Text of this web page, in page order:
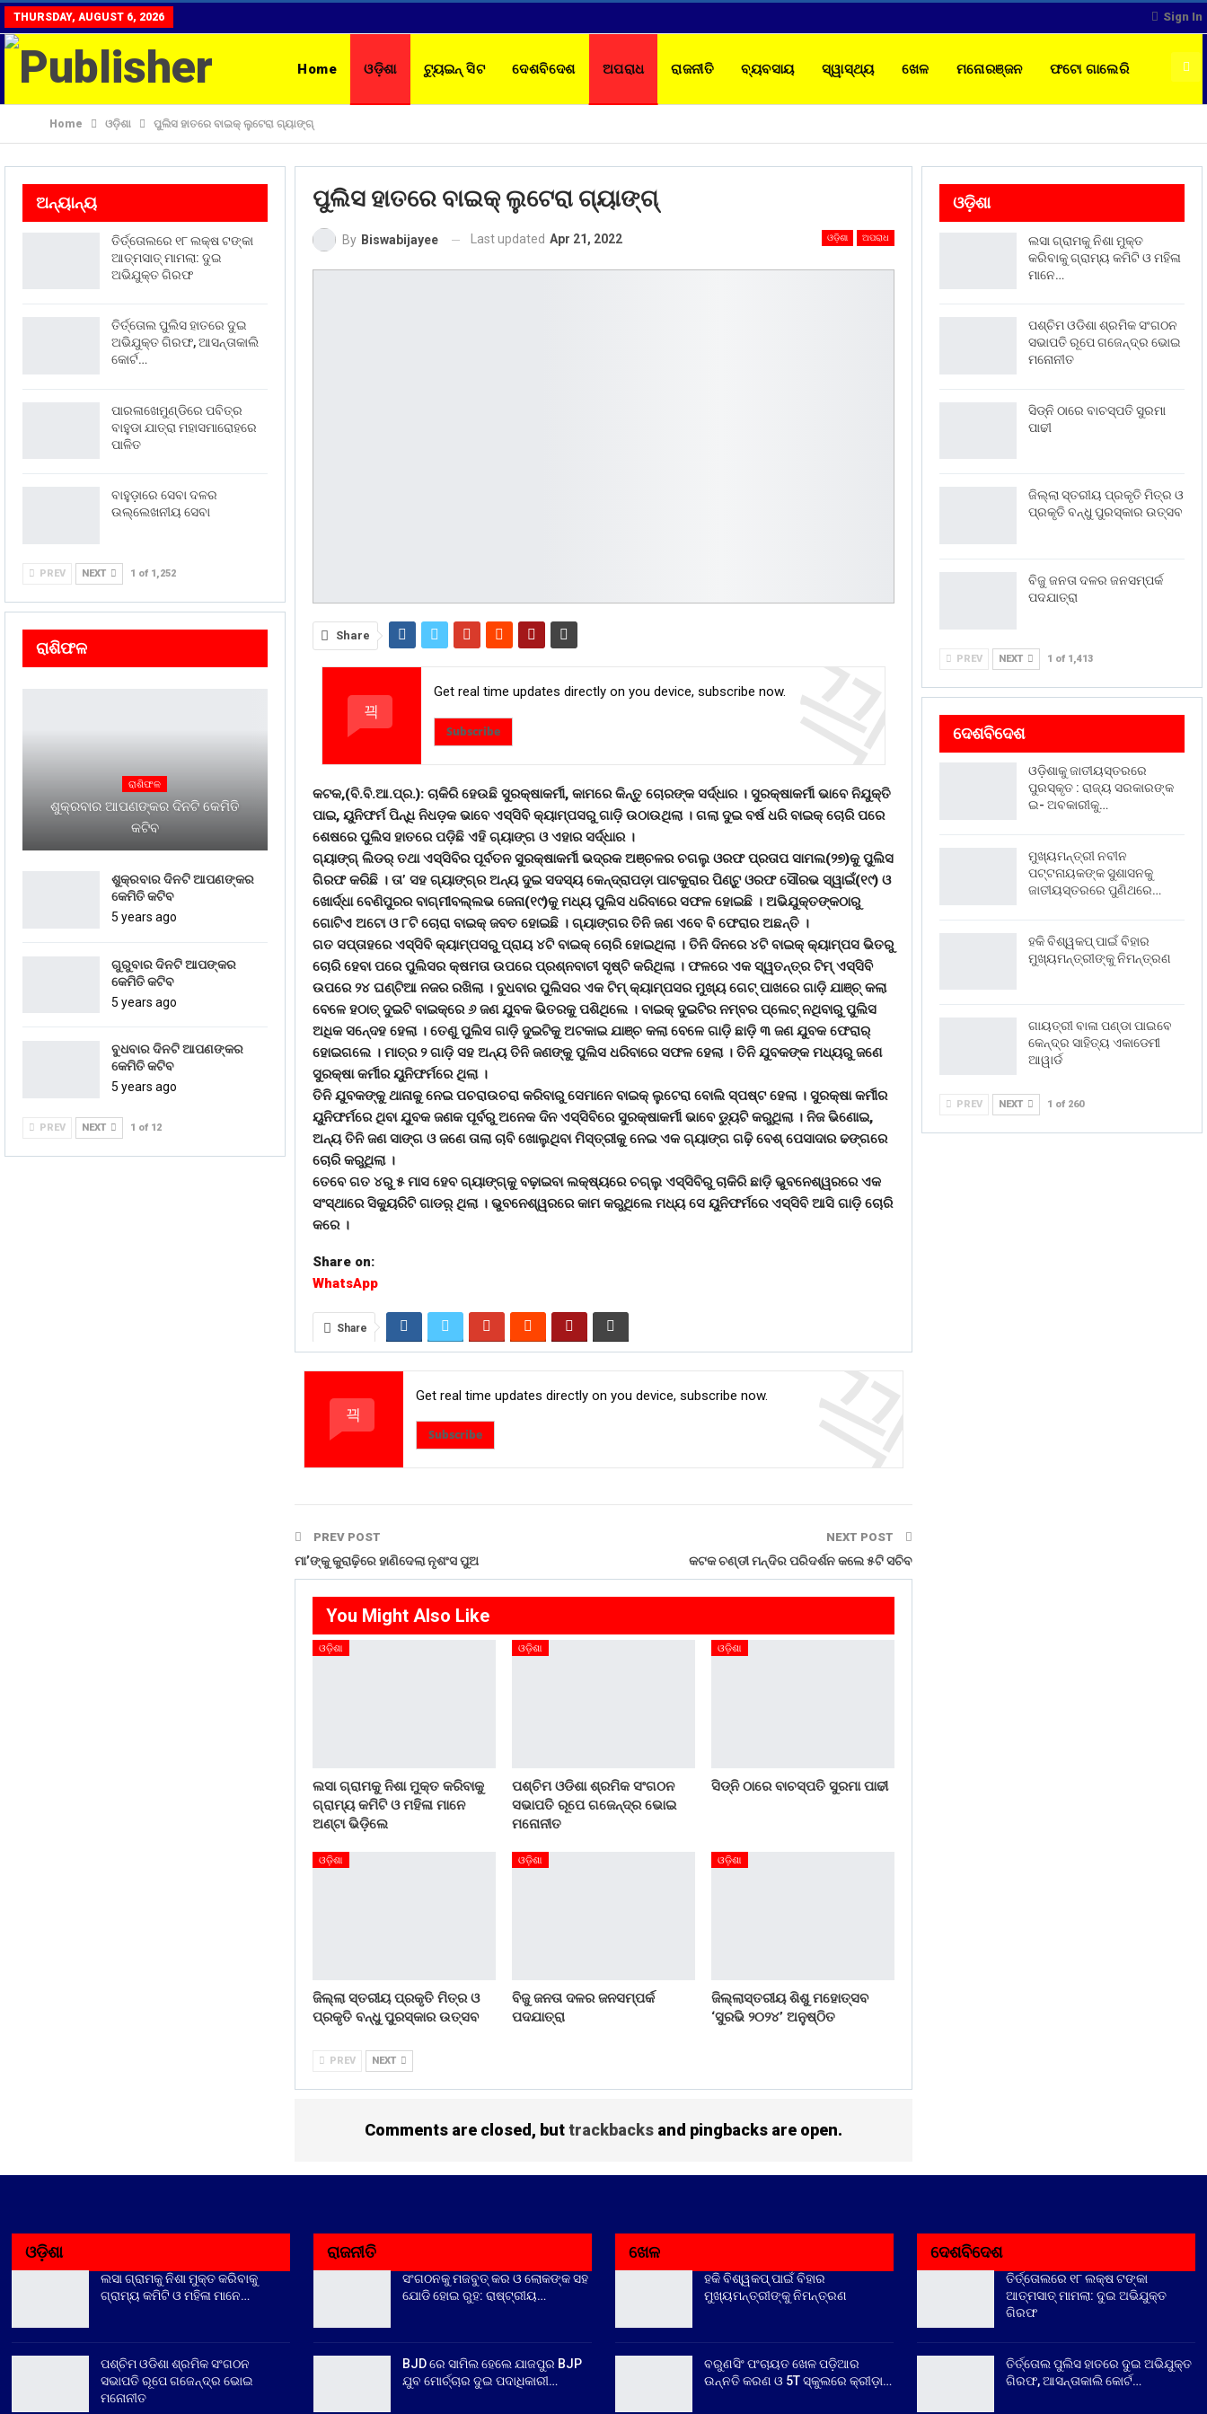
Sign In
THURSDAY, AUGUST 6, 2026
Home ଓଡ଼ିଶା ଟ୍ୟୁଇନ୍ ସିଟ ଦେଶବିଦେଶ ଅପରାଧ ରାଜନୀତି ବ୍ୟବସାୟ ସ୍ୱାସ୍ଥ୍ୟ ଖେଳ ମନୋରଞ୍ଜନ ଫଟୋ ଗାଲେରି
ରାଶିଫଳ CONTACT
Home ଓଡ଼ିଶା ପୁଲିସ ହାତରେ ବାଇକ୍ ଲୁଟେରା ଗ୍ୟାଙ୍ଗ୍
ପୁଲିସ ହାତରେ ବାଇକ୍ ଲୁଟେରା ଗ୍ୟାଙ୍ଗ୍
ଓଡ଼ିଶା ଅପରାଧ
By Biswabijayee Last updated Apr 21, 2022
Share
Get real time updates directly on you device, subscribe now.
Subscribe
କଟକ,(ବି.ବି.ଆ.ପ୍ର.): ଚାକିରି ହେଉଛି ସୁରକ୍ଷାକର୍ମୀ, କାମରେ କିନ୍ତୁ ଚୋରଙ୍କ ସର୍ଦ୍ଧାର । ସୁରକ୍ଷାକର୍ମୀ ଭାବେ ନିଯୁକ୍ତି
ପାଇ, ୟୁନିଫର୍ମ ପିନ୍ଧି ନିଧଡ଼କ ଭାବେ ଏସ୍ସିବି କ୍ୟାମ୍ପସରୁ ଗାଡ଼ି ଉଠାଉଥିଲା । ଗଲା ଦୁଇ ବର୍ଷ ଧରି ବାଇକ୍ ଚୋରି ପରେ
ଶେଷରେ ପୁଲିସ ହାତରେ ପଡ଼ିଛି ଏହି ଗ୍ୟାଙ୍ଗ ଓ ଏହାର ସର୍ଦ୍ଧାର ।
ଗ୍ୟାଙ୍ଗ୍ ଲିଡର୍ ତଥା ଏସ୍ସିବିର ପୂର୍ବତନ ସୁରକ୍ଷାକର୍ମୀ ଭଦ୍ରକ ଅଞ୍ଚଳର ଚଗଲୁ ଓରଫ ପ୍ରତାପ ସାମଲ(୨୭)କୁ ପୁଲିସ
ଗିରଫ କରିଛି । ତା’ ସହ ଗ୍ୟାଙ୍ଗ୍ର ଅନ୍ୟ ଦୁଇ ସଦସ୍ୟ କେନ୍ଦ୍ରାପଡ଼ା ପାଟକୁରାର ପିଣ୍ଟୁ ଓରଫ ସୌରଭ ସ୍ୱାଇଁ(୧୯) ଓ
ଖୋର୍ଦ୍ଧା ବେଣିପୁରର ବାଗ୍ମୀବଲ୍ଲଭ ଜେନା(୧୯)କୁ ମଧ୍ୟ ପୁଲିସ ଧରିବାରେ ସଫଳ ହୋଇଛି । ଅଭିଯୁକ୍ତଙ୍କଠାରୁ
ଗୋଟିଏ ଅଟୋ ଓ ୮ଟି ଚୋରା ବାଇକ୍ ଜବତ ହୋଇଛି । ଗ୍ୟାଙ୍ଗର ତିନି ଜଣ ଏବେ ବି ଫେରାର ଅଛନ୍ତି ।
ଗତ ସପ୍ତାହରେ ଏସ୍ସିବି କ୍ୟାମ୍ପସରୁ ପ୍ରାୟ ୪ଟି ବାଇକ୍ ଚୋରି ହୋଇଥିଲା । ତିନି ଦିନରେ ୪ଟି ବାଇକ୍ କ୍ୟାମ୍ପସ ଭିତରୁ
ଚୋରି ହେବା ପରେ ପୁଲିସର କ୍ଷମତା ଉପରେ ପ୍ରଶ୍ନବାଚୀ ସୃଷ୍ଟି କରିଥିଲା । ଫଳରେ ଏକ ସ୍ୱତନ୍ତ୍ର ଟିମ୍ ଏସ୍ସିବି
ଉପରେ ୨୪ ଘଣ୍ଟିଆ ନଜର ରଖିଲା । ବୁଧବାର ପୁଲିସର ଏକ ଟିମ୍ କ୍ୟାମ୍ପସର ମୁଖ୍ୟ ଗେଟ୍ ପାଖରେ ଗାଡ଼ି ଯାଞ୍ଚ୍ କଲା
ବେଳେ ହଠାତ୍ ଦୁଇଟି ବାଇକ୍ରେ ୬ ଜଣ ଯୁବକ ଭିତରକୁ ପଶିଥିଲେ । ବାଇକ୍ ଦୁଇଟିର ନମ୍ବର ପ୍ଲେଟ୍ ନଥିବାରୁ ପୁଲିସ
ଅଧିକ ସନେ୍ଦହ ହେଲା । ତେଣୁ ପୁଲିସ ଗାଡ଼ି ଦୁଇଟିକୁ ଅଟକାଇ ଯାଞ୍ଚ କଲା ବେଳେ ଗାଡ଼ି ଛାଡ଼ି ୩ ଜଣ ଯୁବକ ଫେରାର୍
ହୋଇଗଲେ । ମାତ୍ର ୨ ଗାଡ଼ି ସହ ଅନ୍ୟ ତିନି ଜଣଙ୍କୁ ପୁଲିସ ଧରିବାରେ ସଫଳ ହେଲା । ତିନି ଯୁବକଙ୍କ ମଧ୍ୟରୁ ଜଣେ
ସୁରକ୍ଷା କର୍ମୀର ୟୁନିଫର୍ମରେ ଥିଲା ।
ତିନି ଯୁବକଙ୍କୁ ଥାନାକୁ ନେଇ ପଚରାଉଚରା କରିବାରୁ ସେମାନେ ବାଇକ୍ ଲୁଟେରା ବୋଲି ସ୍ପଷ୍ଟ ହେଲା । ସୁରକ୍ଷା କର୍ମୀର
ୟୁନିଫର୍ମରେ ଥିବା ଯୁବକ ଜଣକ ପୂର୍ବରୁ ଅନେକ ଦିନ ଏସ୍ସିବିରେ ସୁରକ୍ଷାକର୍ମୀ ଭାବେ ଡୁ୍ୟଟି କରୁଥିଲା । ନିଜ ଭିଣୋଇ,
ଅନ୍ୟ ତିନି ଜଣ ସାଙ୍ଗ ଓ ଜଣେ ତାଲା ଚାବି ଖୋଲୁଥିବା ମିସ୍ତ୍ରୀକୁ ନେଇ ଏକ ଗ୍ୟାଙ୍ଗ ଗଢ଼ି ବେଶ୍ ପେସାଦାର ଢଙ୍ଗରେ
ଚୋରି କରୁଥିଲା ।
ତେବେ ଗତ ୪ରୁ ୫ ମାସ ହେବ ଗ୍ୟାଙ୍ଗ୍କୁ ବଢ଼ାଇବା ଲକ୍ଷ୍ୟରେ ଚଗ୍ଲୁ ଏସ୍ସିବିରୁ ଚାକିରି ଛାଡ଼ି ଭୁବନେଶ୍ୱରରେ ଏକ
ସଂସ୍ଥାରେ ସିକୁ୍ୟରିଟି ଗାଡର଼୍ ଥିଲା । ଭୁବନେଶ୍ୱରରେ କାମ କରୁଥିଲେ ମଧ୍ୟ ସେ ୟୁନିଫର୍ମରେ ଏସ୍ସିବି ଆସି ଗାଡ଼ି ଚୋରି
କରେ ।
Share on:
WhatsApp
Share
Get real time updates directly on you device, subscribe now.
Subscribe
PREV POST
ମା’ଙ୍କୁ କୁରାଢ଼ିରେ ହାଣିଦେଲା ନୃଶଂସ ପୁଅ
NEXT POST
କଟକ ଚଣ୍ଡୀ ମନ୍ଦିର ପରିଦର୍ଶନ କଲେ ୫ଟି ସଚିବ
You Might Also Like
ଓଡ଼ିଶା
ଲସା ଗ୍ରାମକୁ ନିଶା ମୁକ୍ତ କରିବାକୁ
ଗ୍ରାମ୍ୟ କମିଟି ଓ ମହିଳା ମାନେ
ଅଣ୍ଟା ଭିଡ଼ିଲେ
ଓଡ଼ିଶା
ପଶ୍ଚିମ ଓଡିଶା ଶ୍ରମିକ ସଂଗଠନ
ସଭାପତି ରୂପେ ଗଜେନ୍ଦ୍ର ଭୋଇ
ମନୋନୀତ
ଓଡ଼ିଶା
ସିଡ୍‌ନି ଠାରେ ବାଚସ୍ପତି ସୁରମା ପାଢୀ
ଓଡ଼ିଶା
ଜିଲ୍ଲା ସ୍ତରୀୟ ପ୍ରକୃତି ମିତ୍ର ଓ
ପ୍ରକୃତି ବନ୍ଧୁ ପୁରସ୍କାର ଉତ୍ସବ
ଓଡ଼ିଶା
ବିଜୁ ଜନତା ଦଳର ଜନସମ୍ପର୍କ
ପଦଯାତ୍ରା
ଓଡ଼ିଶା
ଜିଲ୍ଲାସ୍ତରୀୟ ଶିଶୁ ମହୋତ୍ସବ
‘ସୁରଭି ୨୦୨୪’ ଅନୁଷ୍ଠିତ
PREV NEXT
Comments are closed, buttrackbacksand pingbacks are open.
ଅନ୍ୟାନ୍ୟ
ତିର୍ତ୍ତୋଲରେ ୧୮ ଲକ୍ଷ ଟଙ୍କା
ଆତ୍ମସାତ୍ ମାମଲା: ଦୁଇ
ଅଭିଯୁକ୍ତ ଗିରଫ
ତିର୍ତ୍ତୋଲ ପୁଲିସ ହାତରେ ଦୁଇ
ଅଭିଯୁକ୍ତ ଗିରଫ, ଆସନ୍ତାକାଲି
କୋର୍ଟ…
ପାରଳାଖେମୁଣ୍ଡିରେ ପବିତ୍ର
ବାହୁଡା ଯାତ୍ରା ମହାସମାରୋହରେ
ପାଳିତ
ବାହୁଡ଼ାରେ ସେବା ଦଳର
ଉଲ୍ଲେଖନୀୟ ସେବା
PREV NEXT 1 of 1,252
ରାଶିଫଳ
ରାଶିଫଳ
ଶୁକ୍ରବାର ଆପଣଙ୍କର ଦିନଟି କେମିତି
କଟିବ
ଶୁକ୍ରବାର ଦିନଟି ଆପଣଙ୍କର
କେମିତି କଟିବ
5 years ago
ଗୁରୁବାର ଦିନଟି ଆପଙ୍କର
କେମିତି କଟିବ
5 years ago
ବୁଧବାର ଦିନଟି ଆପଣଙ୍କର
କେମିତି କଟିବ
5 years ago
PREV NEXT 1 of 12
ଓଡ଼ିଶା
ଲସା ଗ୍ରାମକୁ ନିଶା ମୁକ୍ତ
କରିବାକୁ ଗ୍ରାମ୍ୟ କମିଟି ଓ ମହିଳା
ମାନେ…
ପଶ୍ଚିମ ଓଡିଶା ଶ୍ରମିକ ସଂଗଠନ
ସଭାପତି ରୂପେ ଗଜେନ୍ଦ୍ର ଭୋଇ
ମନୋନୀତ
ସିଡ୍‌ନି ଠାରେ ବାଚସ୍ପତି ସୁରମା
ପାଢୀ
ଜିଲ୍ଲା ସ୍ତରୀୟ ପ୍ରକୃତି ମିତ୍ର ଓ
ପ୍ରକୃତି ବନ୍ଧୁ ପୁରସ୍କାର ଉତ୍ସବ
ବିଜୁ ଜନତା ଦଳର ଜନସମ୍ପର୍କ
ପଦଯାତ୍ରା
PREV NEXT 1 of 1,413
ଦେଶବିଦେଶ
ଓଡ଼ିଶାକୁ ଜାତୀୟସ୍ତରରେ
ପୁରସ୍କୃତ : ରାଜ୍ୟ ସରକାରଙ୍କ
ଇ- ଅବକାରୀକୁ…
ମୁଖ୍ୟମନ୍ତ୍ରୀ ନବୀନ
ପଟ୍ଟନାୟକଙ୍କ ସୁଶାସନକୁ
ଜାତୀୟସ୍ତରରେ ପୁଣିଥରେ…
ହକି ବିଶ୍ୱକପ୍ ପାଇଁ ବିହାର
ମୁଖ୍ୟମନ୍ତ୍ରୀଙ୍କୁ ନିମନ୍ତ୍ରଣ
ଗାୟତ୍ରୀ ବାଳା ପଣ୍ଡା ପାଇବେ
କେନ୍ଦ୍ର ସାହିତ୍ୟ ଏକାଡେମୀ
ଆୱାର୍ଡ
PREV NEXT 1 of 260
ଓଡ଼ିଶା
ଲସା ଗ୍ରାମକୁ ନିଶା ମୁକ୍ତ କରିବାକୁ
ଗ୍ରାମ୍ୟ କମିଟି ଓ ମହିଳା ମାନେ…
ପଶ୍ଚିମ ଓଡିଶା ଶ୍ରମିକ ସଂଗଠନ
ସଭାପତି ରୂପେ ଗଜେନ୍ଦ୍ର ଭୋଇ
ମନୋନୀତ
ରାଜନୀତି
ସଂଗଠନକୁ ମଜବୁତ୍ କର ଓ ଲୋକଙ୍କ ସହ
ଯୋଡି ହୋଇ ରୁହ: ରାଷ୍ଟ୍ରୀୟ…
BJD ରେ ସାମିଲ ହେଲେ ଯାଜପୁର BJP
ଯୁବ ମୋର୍ଚ୍ଚାର ଦୁଇ ପଦାଧିକାରୀ…
ଖେଳ
ହକି ବିଶ୍ୱକପ୍ ପାଇଁ ବିହାର
ମୁଖ୍ୟମନ୍ତ୍ରୀଙ୍କୁ ନିମନ୍ତ୍ରଣ
ବରୁଣସିଂ ପଂଚାୟତ ଖେଳ ପଡ଼ିଆର
ଉନ୍ନତି କରଣ ଓ 5T ସ୍କୁଲରେ କ୍ରୀଡ଼ା…
ଦେଶବିଦେଶ
ତିର୍ତ୍ତୋଲରେ ୧୮ ଲକ୍ଷ ଟଙ୍କା
ଆତ୍ମସାତ୍ ମାମଲା: ଦୁଇ ଅଭିଯୁକ୍ତ
ଗିରଫ
ତିର୍ତ୍ତୋଲ ପୁଲିସ ହାତରେ ଦୁଇ ଅଭିଯୁକ୍ତ
ଗିରଫ, ଆସନ୍ତାକାଲି କୋର୍ଟ…